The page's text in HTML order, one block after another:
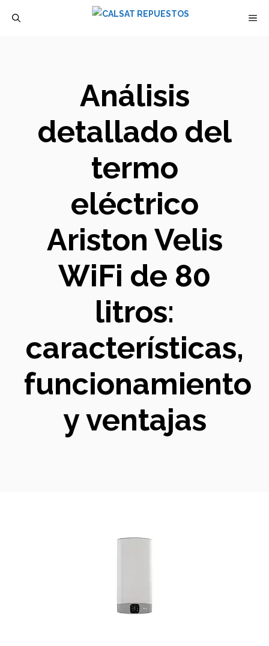
Análisis
detallado del
termo
eléctrico
Ariston Velis
WiFi de 80
litros:
características,
funcionamiento
y ventajas